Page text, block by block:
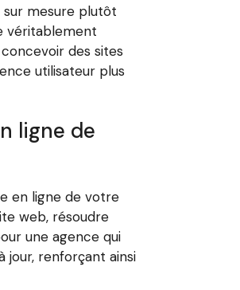
sur mesure plutôt
véritablement
des sites
utilisateur plus
ligne de
en ligne de votre
web, résoudre
une agence qui
renforçant ainsi